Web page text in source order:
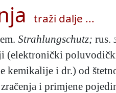
traži dalje ...
Strahlungschutz; rus.
(elektronički
i dr.) od
i primjene